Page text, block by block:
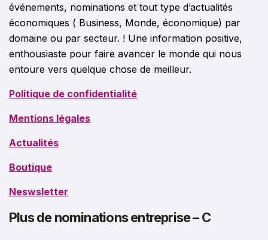
événements, nominations et tout type d’actualités
économiques ( Business, Monde, économique) par
domaine ou par secteur. ! Une information positive,
enthousiaste pour faire avancer le monde qui nous
entoure vers quelque chose de meilleur.
Politique de confidentialité
Mentions légales
Actualités
Boutique
Neswsletter
Plus de nominations entreprise – C